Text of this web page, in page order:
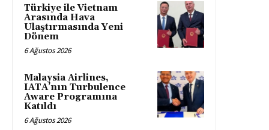
Türkiye ile Vietnam
Arasında Hava
Ulaştırmasında Yeni
Dönem
6 Ağustos 2026
Malaysia Airlines,
IATA’nın Turbulence
Aware Programına
Katıldı
6 Ağustos 2026